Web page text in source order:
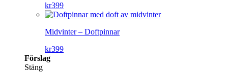
kr399
Midvinter – Doftpinnar
kr399
Förslag
Stäng